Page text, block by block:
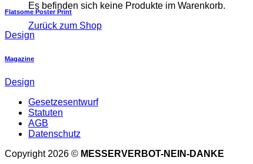
Es befinden sich keine Produkte im Warenkorb.
Zurück zum Shop
Flatsome Poster Print
Design
Magazine
Design
Gesetzesentwurf
Statuten
AGB
Datenschutz
Copyright 2026 © MESSERVERBOT-NEIN-DANKE